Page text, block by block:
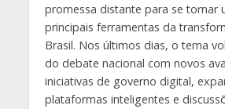
promessa distante para se tornar
principais ferramentas da
Brasil. Nos últimos dias, o tema
do debate nacional com novos
iniciativas de governo digital,
plataformas inteligentes e